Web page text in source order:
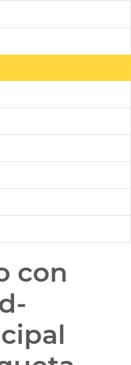
con